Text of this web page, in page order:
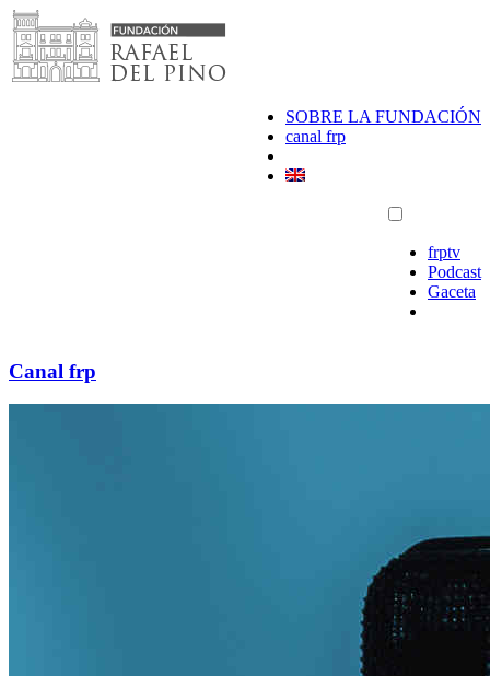
Saltar
al
contenido
SOBRE LA FUNDACIÓN
canal frp
frptv
Podcast
Gaceta
Canal frp